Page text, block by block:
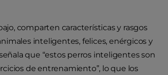
comparten características y rasgos
inteligentes, felices, enérgicos y
que “estos perros inteligentes son
de entrenamiento”, lo que los